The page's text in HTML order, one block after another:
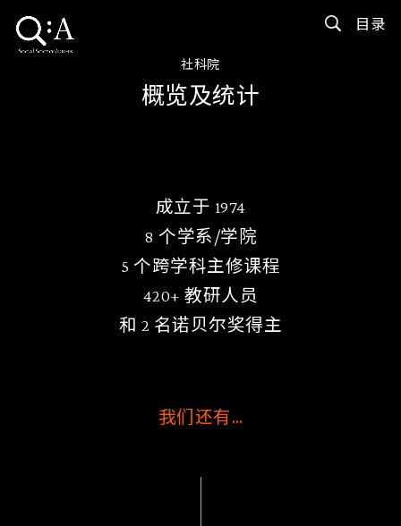
目录
社科院
概览及统计
成立于 1974
8 个学系/学院
5 个跨学科主修课程
420+ 教研人员
和 2 名诺贝尔奖得主
我们还有…